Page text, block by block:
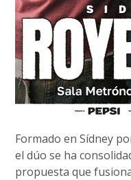
Formado en Sídney
el dúo se ha
propuesta que